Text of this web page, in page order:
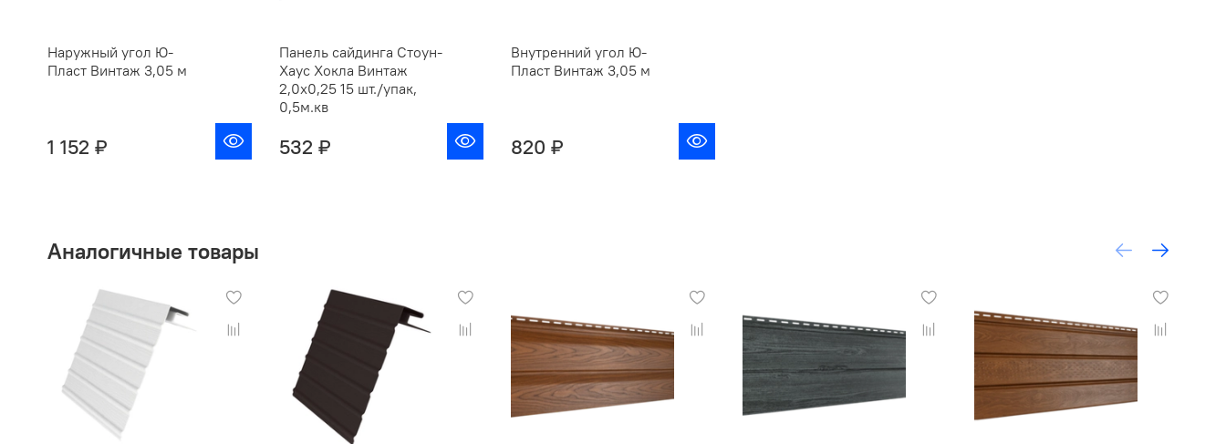
Наружный угол Ю-
Пласт Винтаж 3,05 м
1 152 ₽
Панель сайдинга Стоун-
Хаус Хокла Винтаж
2,0х0,25 15 шт./упак,
0,5м.кв
532 ₽
Внутренний угол Ю-
Пласт Винтаж 3,05 м
820 ₽
Аналогичные товары